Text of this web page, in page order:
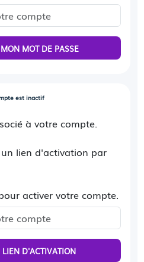
MOT DE PASSE
est inactif
à votre compte.
lien d'activation par
activer votre compte.
LIEN D'ACTIVATION